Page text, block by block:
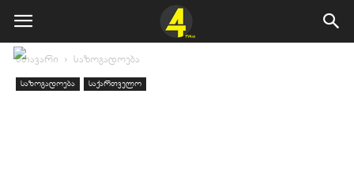
მთავარი საზოგადოება
საზოგადოება საქართველო